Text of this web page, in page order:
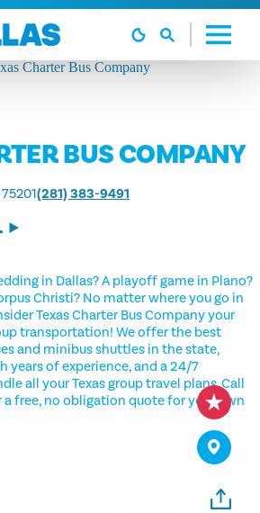
BUS COMPANY
(281) 383-9491
in Dallas? A playoff game in Plano?
Christi? No matter where you go in
Texas Charter Bus Company your
transportation! We offer the best
and minibus shuttles in the state,
years of experience, and a 24/7
all your Texas group travel plans. Call
free, no obligation quote for your own